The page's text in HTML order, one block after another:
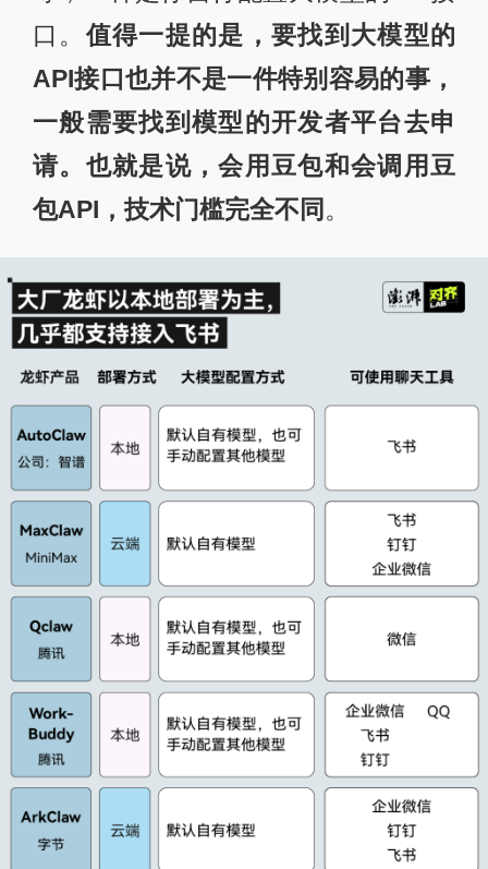
口。值得一提的是，要找到大模型的
API接口也并不是一件特别容易的事，
一般需要找到模型的开发者平台去申
请。也就是说，会用豆包和会调用豆
包API，技术门槛完全不同 。